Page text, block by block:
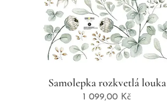
Samolepka rozkvetlá louka
1 099,00 Kč